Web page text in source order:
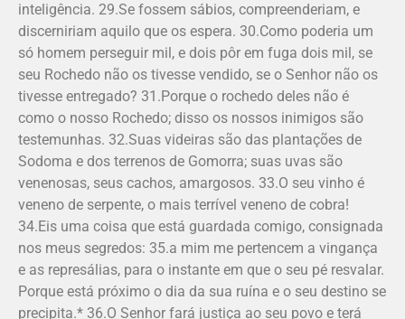
inteligência. 29.Se fossem sábios, compreenderiam, e
discerniriam aquilo que os espera. 30.Como poderia um
só homem perseguir mil, e dois pôr em fuga dois mil, se
seu Rochedo não os tivesse vendido, se o Senhor não os
tivesse entregado? 31.Porque o rochedo deles não é
como o nosso Rochedo; disso os nossos inimigos são
testemunhas. 32.Suas videiras são das plantações de
Sodoma e dos terrenos de Gomorra; suas uvas são
venenosas, seus cachos, amargosos. 33.O seu vinho é
veneno de serpente, o mais terrível veneno de cobra!
34.Eis uma coisa que está guardada comigo, consignada
nos meus segredos: 35.a mim me pertencem a vingança
e as represálias, para o instante em que o seu pé resvalar.
Porque está próximo o dia da sua ruína e o seu destino se
precipita.* 36.O Senhor fará justiça ao seu povo e terá